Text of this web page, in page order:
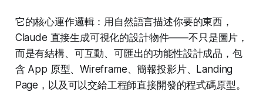
它的核心運作邏輯：用自然語言描述你要的東西，
Claude 直接生成可視化的設計物件——不只是圖片，
而是有結構、可互動、可匯出的功能性設計成品，包
含 App 原型、Wireframe、簡報投影片、Landing
Page，以及可以交給工程師直接開發的程式碼原型。